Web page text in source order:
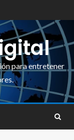
para entretener